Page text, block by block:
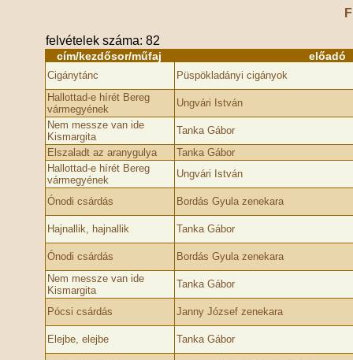
felvételek száma: 82
cím/kezdősor/műfaj előadó
Cigánytánc
Püspökladányi cigányok
Hallottad-e hírét Bereg
vármegyének
Ungvári István
Nem messze van ide
Kismargita
Tanka Gábor
Elszaladt az aranygulya
Tanka Gábor
Hallottad-e hírét Bereg
vármegyének
Ungvári István
Ónodi csárdás Bordás Gyula zenekara
Hajnallik, hajnallik Tanka Gábor
Ónodi csárdás
Bordás Gyula zenekara
Nem messze van ide
Kismargita
Tanka Gábor
Pócsi csárdás Janny József zenekara
Elejbe, elejbe Tanka Gábor